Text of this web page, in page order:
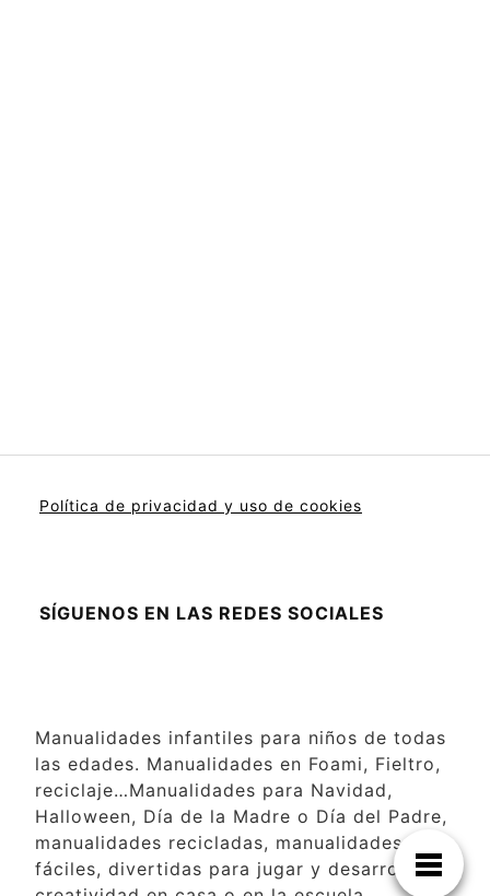
Política de privacidad y uso de cookies
SÍGUENOS EN LAS REDES SOCIALES
Manualidades infantiles para niños de todas
las edades. Manualidades en Foami, Fieltro,
reciclaje…Manualidades para Navidad,
Halloween, Día de la Madre o Día del Padre,
manualidades recicladas, manualidades
fáciles, divertidas para jugar y desarrollar la